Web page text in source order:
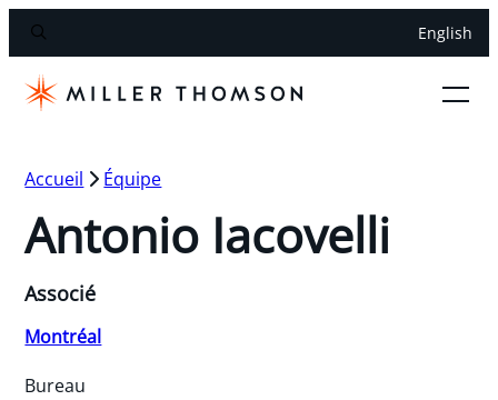
English
Accueil Équipe
Antonio Iacovelli
Associé
Montréal
Bureau